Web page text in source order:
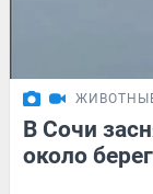
В Сочи
около